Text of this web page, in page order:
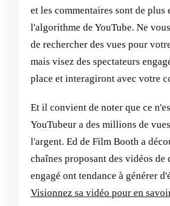
et les commentaires sont de plus
l'algorithme de YouTube. Ne
de rechercher des vues pour
mais visez des spectateurs
place et interagiront avec votre
Et il convient de noter que ce
YouTubeur a des millions de
l'argent. Ed de Film Booth a
chaînes proposant des vidéos
engagé ont tendance à générer
Visionnez sa vidéo pour en